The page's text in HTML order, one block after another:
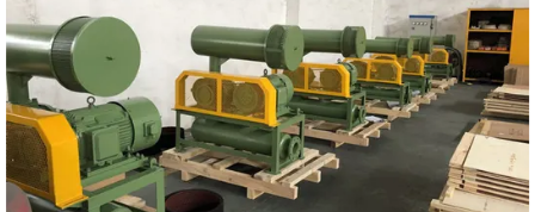
SITE
HARITASI
PRIVACY
POLICY